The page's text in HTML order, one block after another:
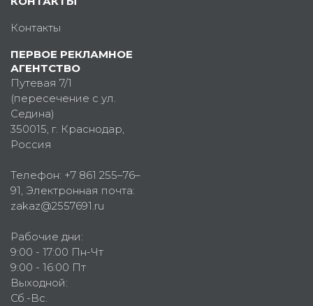
Контакты
ПЕРВОЕ РЕКЛАМНОЕ
АГЕНТСТВО
Путевая 7/1
(пересечение с ул.
Седина)
350015, г. Краснодар,
Россия
Телефон: +7 861 255–76–
91, Электронная почта:
zakaz@2557691.ru
Рабочие дни:
9:00 - 17:00 Пн-Чт
9:00 - 16:00 Пт
Выходной:
Сб.-Вс.